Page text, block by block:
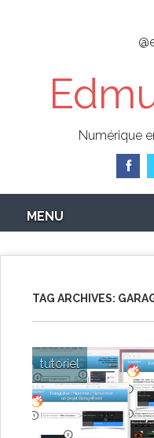
Numérique
MENU
TAG ARCHIVES:
tutoriel